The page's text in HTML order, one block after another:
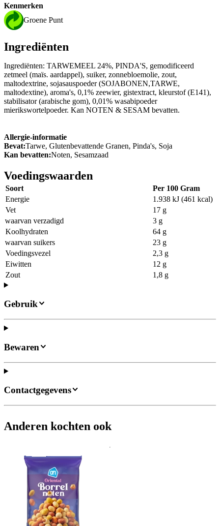
Kenmerken
Groene Punt
Ingrediënten
Ingrediënten: TARWEMEEL 24%, PINDA'S, gemodificeerd
zetmeel (maïs. aardappel), suiker, zonnebloemolie, zout,
maltodextrine, sojasauspoeder (SOJABONEN,TARWE,
maltodextine), aroma's, 0,1% zeewier, gistextract, kleurstof (E141),
stabilisator (arabische gom), 0,01% wasabipoeder
mierikswortelpoeder. Kan NOTEN & SESAM bevatten.
Allergie-informatie
Bevat:Tarwe, Glutenbevattende Granen, Pinda's, Soja
Kan bevatten:Noten, Sesamzaad
Voedingswaarden
Soort
Per 100 Gram
Energie
1.938 kJ (461 kcal)
Vet
17 g
waarvan verzadigd
3 g
Koolhydraten
64 g
waarvan suikers
23 g
Voedingsvezel
2,3 g
Eiwitten
12 g
Zout
1,8 g
Gebruik
Bewaren
Contactgegevens
Anderen kochten ook